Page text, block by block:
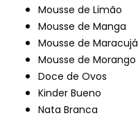
Mousse de Limão
Mousse de Manga
Mousse de Maracujá
Mousse de Morango
Doce de Ovos
Kinder Bueno
Nata Branca